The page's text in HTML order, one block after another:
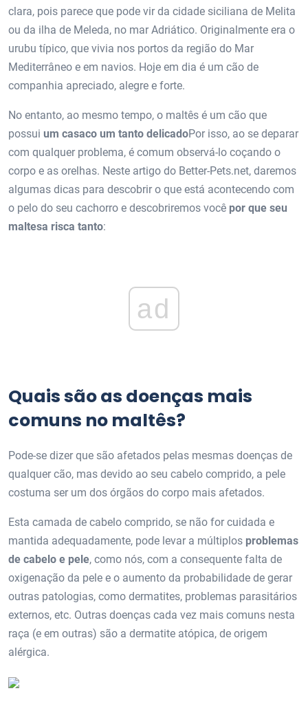
clara, pois parece que pode vir da cidade siciliana de Melita
ou da ilha de Meleda, no mar Adriático. Originalmente era o
urubu típico, que vivia nos portos da região do Mar
Mediterrâneo e em navios. Hoje em dia é um cão de
companhia apreciado, alegre e forte.
No entanto, ao mesmo tempo, o maltês é um cão que
possui um casaco um tanto delicadoPor isso, ao se deparar
com qualquer problema, é comum observá-lo coçando o
corpo e as orelhas. Neste artigo do Better-Pets.net, daremos
algumas dicas para descobrir o que está acontecendo com
o pelo do seu cachorro e descobriremos você por que seu
maltesa risca tanto:
ad
Quais são as doenças mais
comuns no maltês?
Pode-se dizer que são afetados pelas mesmas doenças de
qualquer cão, mas devido ao seu cabelo comprido, a pele
costuma ser um dos órgãos do corpo mais afetados.
Esta camada de cabelo comprido, se não for cuidada e
mantida adequadamente, pode levar a múltiplos problemas
de cabelo e pele, como nós, com a consequente falta de
oxigenação da pele e o aumento da probabilidade de gerar
outras patologias, como dermatites, problemas parasitários
externos, etc. Outras doenças cada vez mais comuns nesta
raça (e em outras) são a dermatite atópica, de origem
alérgica.